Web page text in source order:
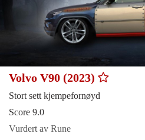
Volvo V90 (2023)
Stort sett kjempefornøyd
Score 9.0
Vurdert av Rune